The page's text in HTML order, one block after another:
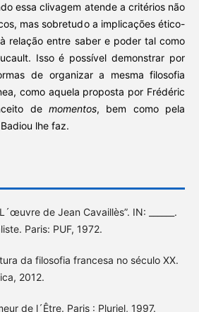
essa clivagem atende a critérios não
mas sobretudo a implicações ético-
relação entre saber e poder tal como
Isso é possível demonstrar por
de organizar a mesma filosofia
como aquela proposta por Frédéric
de momentos, bem como pela
lhe faz.
de Jean Cavaillès”. IN: ______.
Paris: PUF, 1972.
da filosofia francesa no século XX.
2012.
de l´Être. Paris : Pluriel, 1997.